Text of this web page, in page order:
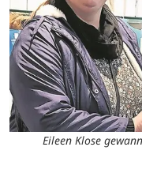
Eileen Klose